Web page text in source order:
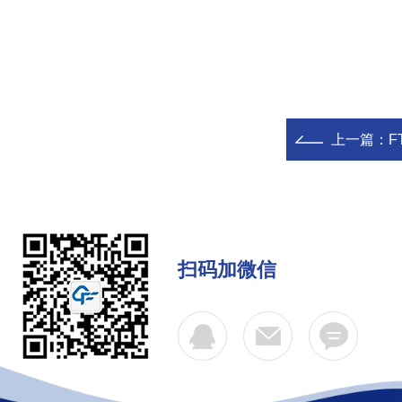
上一篇：
扫码加微信